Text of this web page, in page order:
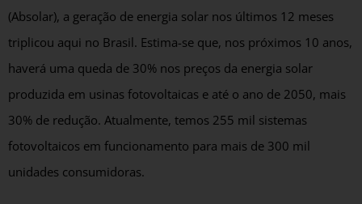
(Absolar), a geração de energia solar nos últimos 12 meses
triplicou aqui no Brasil. Estima-se que, nos próximos 10 anos,
haverá uma queda de 30% nos preços da energia solar
produzida em usinas fotovoltaicas e até o ano de 2050, mais
30% de redução. Atualmente, temos 255 mil sistemas
fotovoltaicos em funcionamento para mais de 300 mil
unidades consumidoras.